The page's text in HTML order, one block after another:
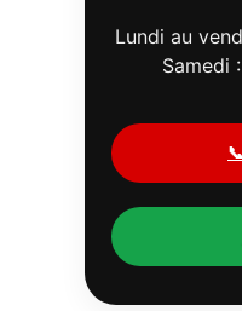
Lundi au
Samedi